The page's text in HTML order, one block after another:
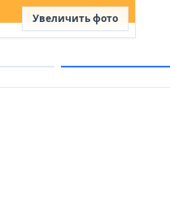
Увеличить фото